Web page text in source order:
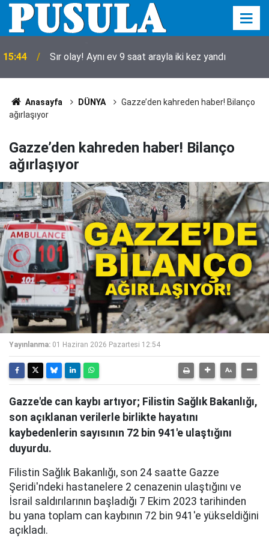
15:44 Sır olay! Aynı ev 9 saat arayla iki kez yandı
Anasayfa DÜNYA
Gazze’den kahreden haber! Bilanço
ağırlaşıyor
Gazze’den kahreden haber! Bilanço
ağırlaşıyor
Yayınlanma: 01 Haziran 2026 Pazartesi 12:54
Gazze'de can kaybı artıyor; Filistin Sağlık Bakanlığı,
son açıklanan verilerle birlikte hayatını
kaybedenlerin sayısının 72 bin 941'e ulaştığını
duyurdu.
Filistin Sağlık Bakanlığı, son 24 saatte Gazze
Şeridi'ndeki hastanelere 2 cenazenin ulaştığını ve
İsrail saldırılarının başladığı 7 Ekim 2023 tarihinden
bu yana toplam can kaybının 72 bin 941'e yükseldiğini
açıkladı.